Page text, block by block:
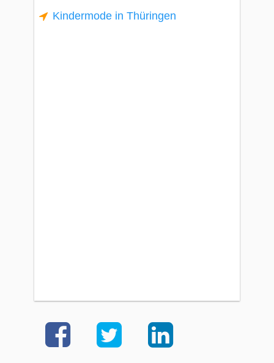
Kindermode in Thüringen